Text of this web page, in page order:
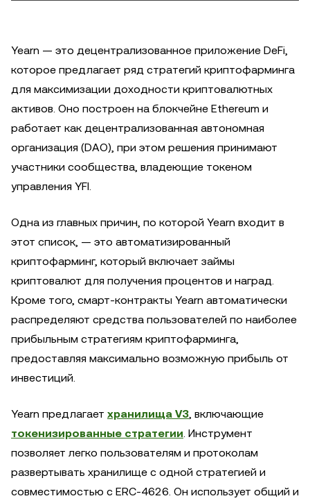
Yearn — это децентрализованное приложение DeFi,
которое предлагает ряд стратегий криптофарминга
для максимизации доходности криптовалютных
активов. Оно построен на блокчейне Ethereum и
работает как децентрализованная автономная
организация (DAO), при этом решения принимают
участники сообщества, владеющие токеном
управления YFI.
Одна из главных причин, по которой Yearn входит в
этот список, — это автоматизированный
криптофарминг, который включает займы
криптовалют для получения процентов и наград.
Кроме того, смарт-контракты Yearn автоматически
распределяют средства пользователей по наиболее
прибыльным стратегиям криптофарминга,
предоставляя максимально возможную прибыль от
инвестиций.
Yearn предлагает хранилища V3 , включающие
токенизированные стратегии . Инструмент
позволяет легко пользователям и протоколам
развертывать хранилище с одной стратегией и
совместимостью с ERC-4626. Он использует общий и